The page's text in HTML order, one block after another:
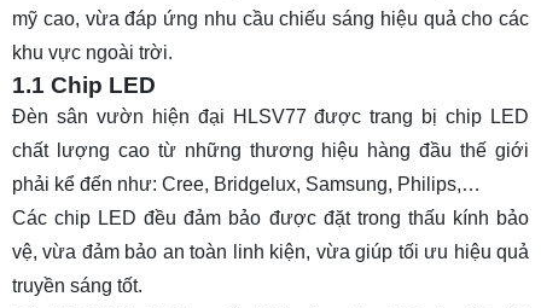
mỹ cao, vừa đáp ứng nhu cầu chiếu sáng hiệu quả cho các
khu vực ngoài trời.
1.1 Chip LED
Đèn sân vườn hiện đại HLSV77 được trang bị chip LED
chất lượng cao từ những thương hiệu hàng đầu thế giới
phải kể đến như: Cree, Bridgelux, Samsung, Philips,…
Các chip LED đều đảm bảo được đặt trong thấu kính bảo
vệ, vừa đảm bảo an toàn linh kiện, vừa giúp tối ưu hiệu quả
truyền sáng tốt.